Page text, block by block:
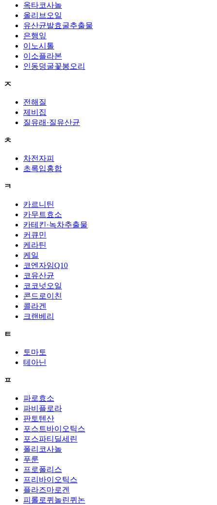
옥타코사놀
올리브오일
유산균발효굴추출물
은행잎
이노시톨
이소플라본
인동덩굴꽃봉오리
ㅈ
전해질
제비집
질유래·질유산균
ㅊ
차전자피
초록입홍합
ㅋ
카르니틴
카무트효소
카테킨·녹차추출물
커큐민
케라틴
케일
코엔자임Q10
코유산균
코코넛오일
콘드로이친
콜라겐
크랜베리
ㅌ
토마토
테아닌
ㅍ
파로효소
파비플로라
판토텐산
포스트바이오틱스
포스파티딜세린
폴리코사놀
푸룬
프로폴리스
프리바이오틱스
플라즈마로겐
피롤로퀴놀린퀴논